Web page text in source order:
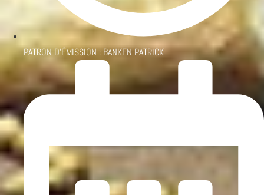
PATRON D'ÉMISSION :BANKEN PATRICK